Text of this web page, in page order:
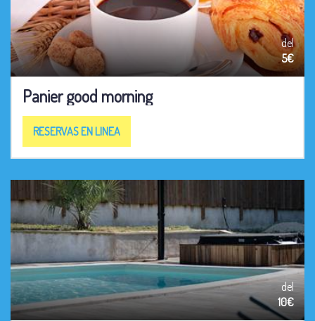
del
5€
Panier good morning
RESERVAS EN LINEA
del
10€